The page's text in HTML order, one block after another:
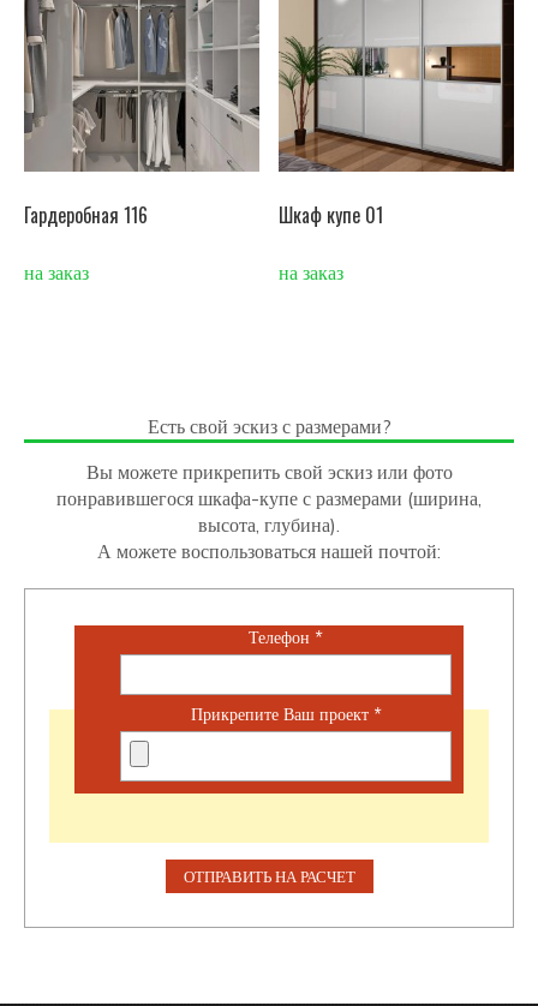
Гардеробная 116
на заказ
Шкаф купе 01
на заказ
Есть свой эскиз с размерами?
Вы можете прикрепить свой эскиз или фото
понравившегося шкафа-купе с размерами (ширина,
высота, глубина).
А можете воспользоваться нашей почтой:
Телефон *
Прикрепите Ваш проект *